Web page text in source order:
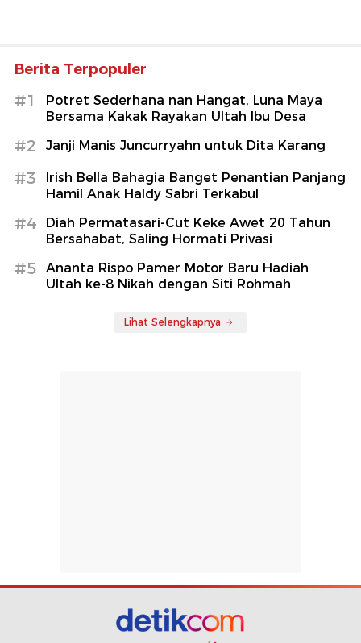
Berita Terpopuler
#1
Potret Sederhana nan Hangat, Luna Maya
Bersama Kakak Rayakan Ultah Ibu Desa
#2 Janji Manis Juncurryahn untuk Dita Karang
#3
Irish Bella Bahagia Banget Penantian Panjang
Hamil Anak Haldy Sabri Terkabul
#4
Diah Permatasari-Cut Keke Awet 20 Tahun
Bersahabat, Saling Hormati Privasi
#5
Ananta Rispo Pamer Motor Baru Hadiah
Ultah ke-8 Nikah dengan Siti Rohmah
Lihat Selengkapnya